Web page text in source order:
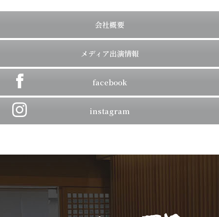
会社概要
メディア出演情報
facebook
instagram